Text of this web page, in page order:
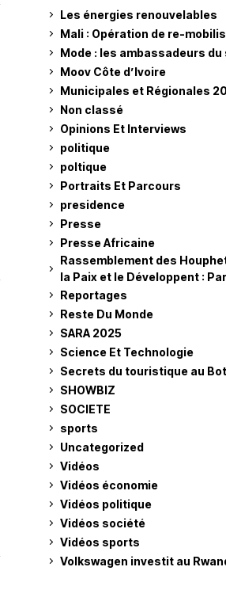
Les énergies renouvelables
Mali : Opération de re-
Mode : les ambassadeurs du
Moov Côte d’Ivoire
Municipales et Régionales
Non classé
Opinions Et Interviews
politique
poltique
Portraits Et Parcours
presidence
Presse
Presse Africaine
Rassemblement des
la Paix et le Développent :
Reportages
Reste Du Monde
SARA 2025
Science Et Technologie
Secrets du touristique au
SHOWBIZ
SOCIETE
sports
Uncategorized
Vidéos
Vidéos économie
Vidéos politique
Vidéos société
Vidéos sports
Volkswagen investit au